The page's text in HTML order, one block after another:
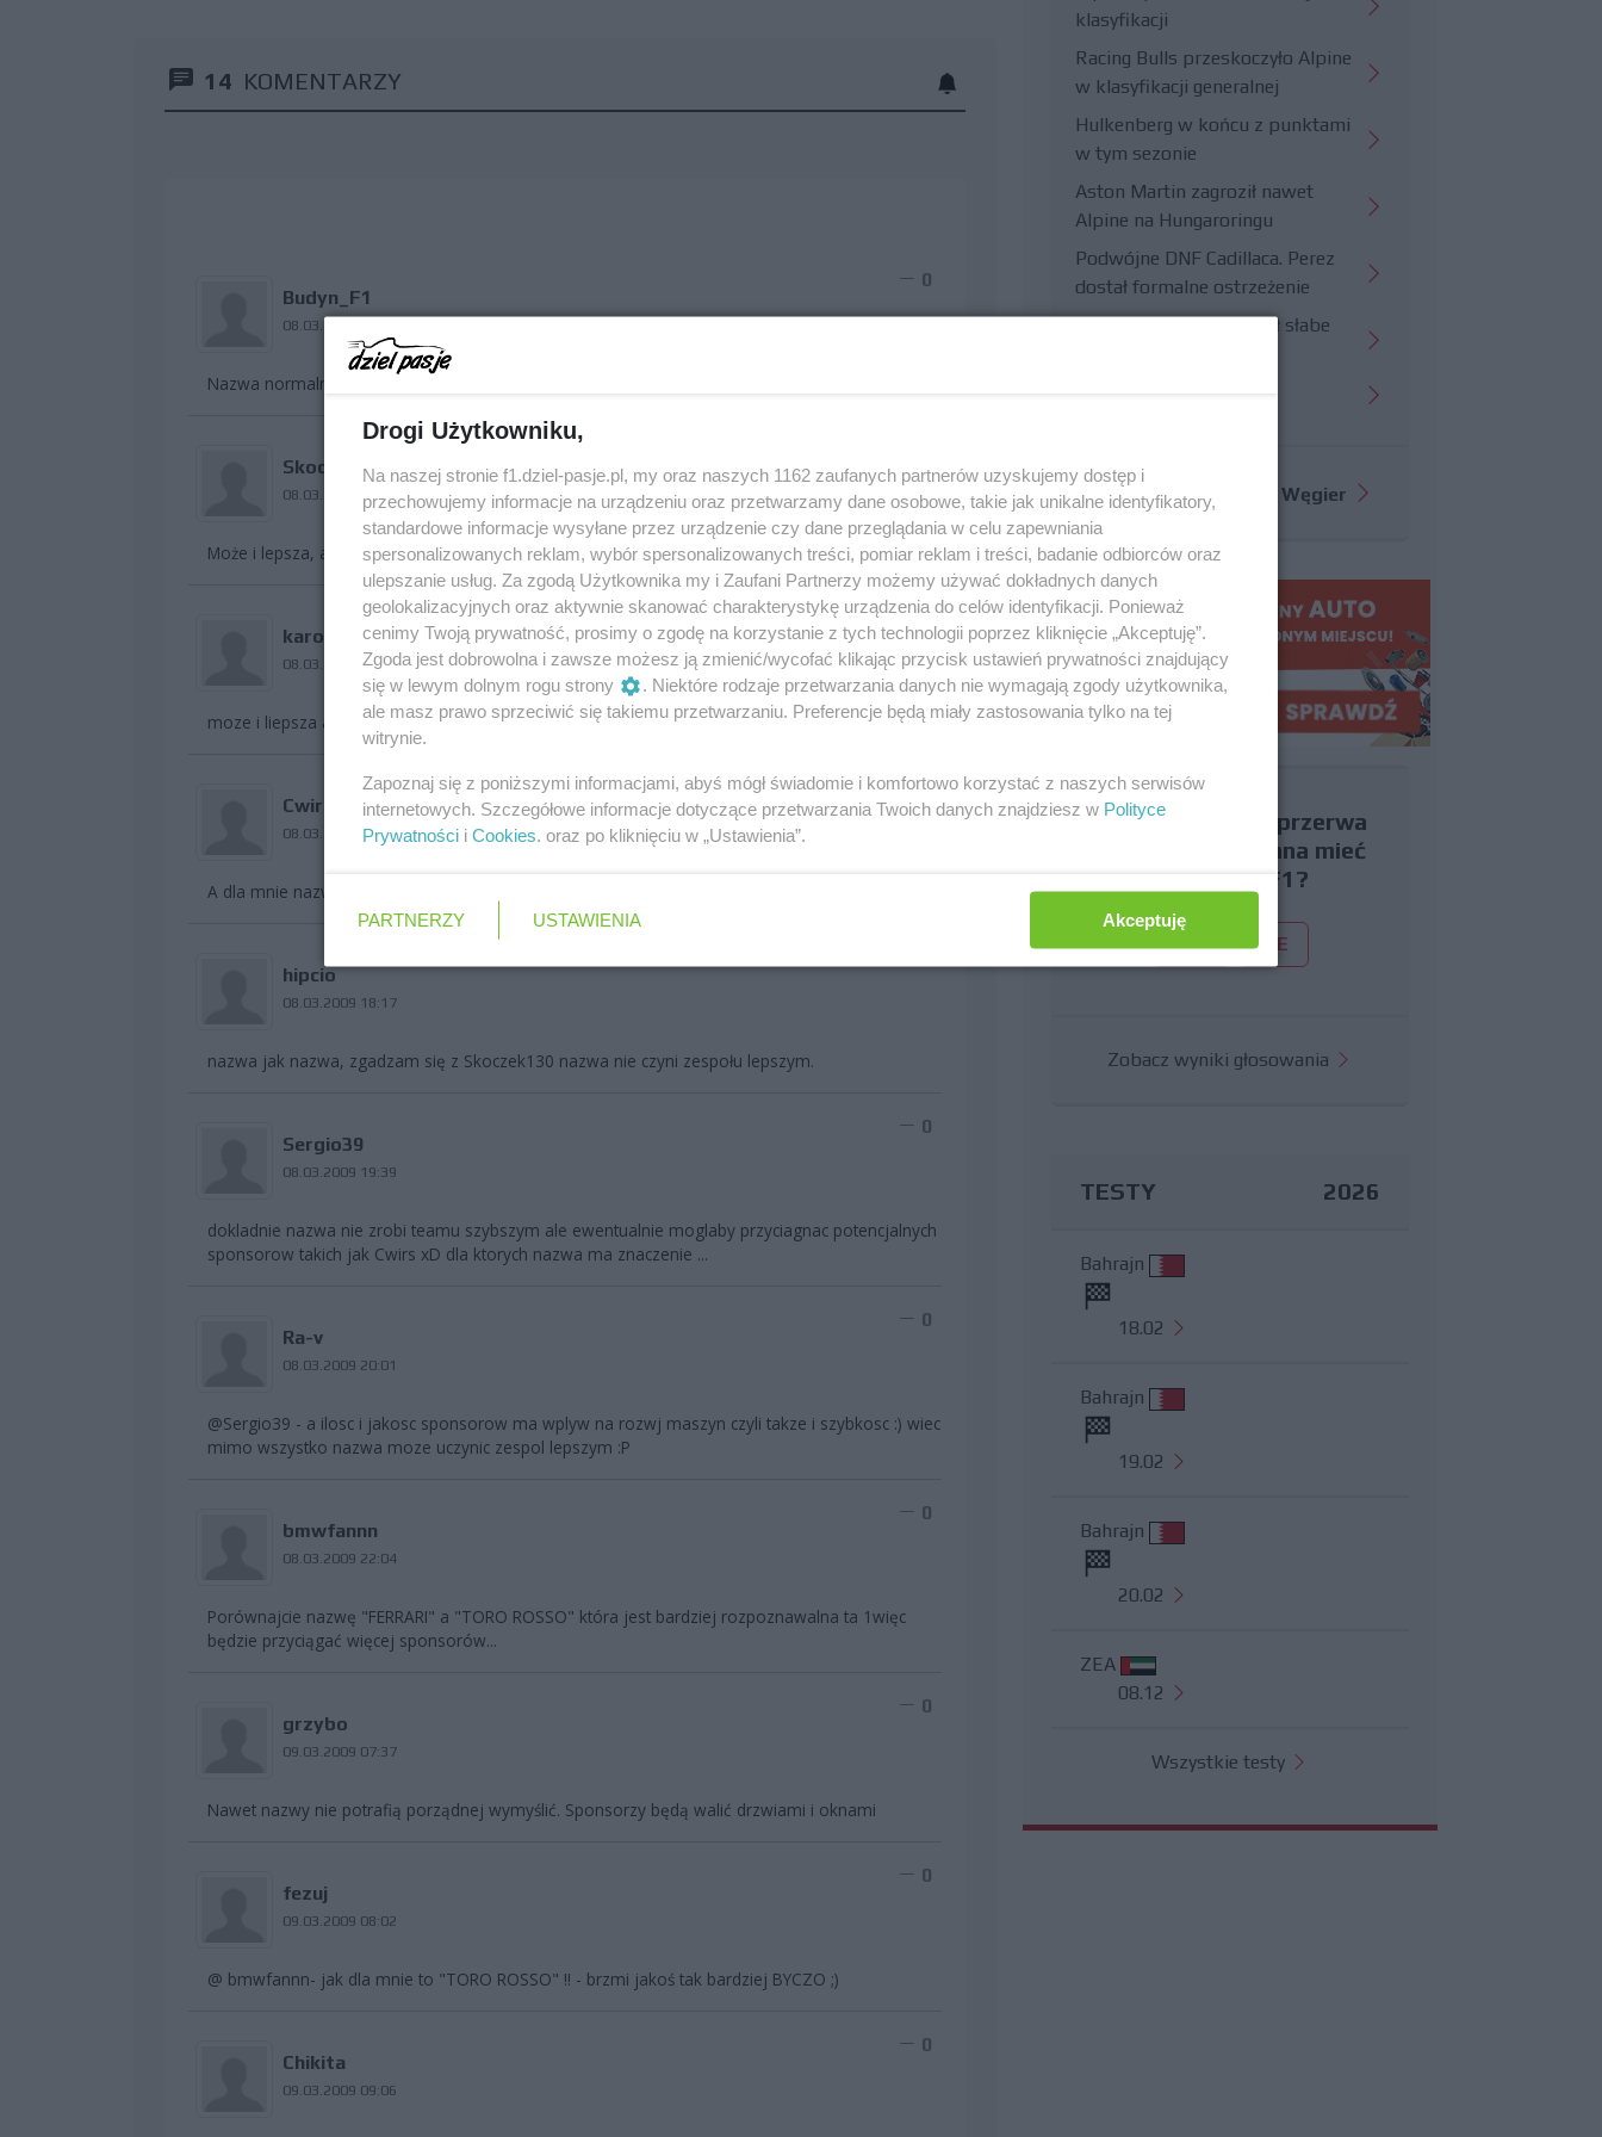
14 KOMENTARZY
Budyn_F1
08.03.2009 16:34
0
Nazwa normalna chociaz byla by lepsza USF1 Team.
Skoczek130
08.03.2009 16:46
Może i lepsza, ale nie dobra nazwa czyni dobry zespół.
karolekkk
08.03.2009 17:13
0
moze i liepsza ale zobaczymy czy sie przyjmie
Cwirs
08.03.2009 18:12
0
A dla mnie nazwa ma ogromne znaczenie
hipcio
08.03.2009 18:17
nazwa jak nazwa, zgadzam się z Skoczek130 nazwa nie czyni zespołu lepszym.
Sergio39
08.03.2009 19:39
0
dokladnie nazwa nie zrobi teamu szybszym ale ewentualnie moglaby przyciagnac potencjalnych
sponsorow takich jak Cwirs xD dla ktorych nazwa ma znaczenie ...
Ra-v
08.03.2009 20:01
0
@Sergio39 - a ilosc i jakosc sponsorow ma wplyw na rozwj maszyn czyli takze i szybkosc :) wiec
mimo wszystko nazwa moze uczynic zespol lepszym :P
bmwfannn
08.03.2009 22:04
0
Porównajcie nazwę "FERRARI" a "TORO ROSSO" która jest bardziej rozpoznawalna ta 1więc
będzie przyciągać więcej sponsorów...
grzybo
09.03.2009 07:37
0
Nawet nazwy nie potrafią porządnej wymyślić. Sponsorzy będą walić drzwiami i oknami
fezuj
09.03.2009 08:02
0
@ bmwfannn- jak dla mnie to "TORO ROSSO" !! - brzmi jakoś tak bardziej BYCZO ;)
Chikita
09.03.2009 09:06
0
klasyfikacji
Racing Bulls przeskoczyło Alpine
w klasyfikacji generalnej
Hulkenberg w końcu z punktami
w tym sezonie
Aston Martin zagroził nawet
Alpine na Hungaroringu
Podwójne DNF Cadillaca. Perez
dostał formalne ostrzeżenie
Hungaroring potwierdził słabe
Więcej informacji o GP Węgier
Czy uważasz, że przerwa
wakacyjna powinna mieć
miejsce w F1?
TAK NIE
Zobacz wyniki głosowania
TESTY 2026
Bahrajn
18.02
Bahrajn
19.02
Bahrajn
20.02
ZEA
08.12
Wszystkie testy
Drogi Użytkowniku,
Na naszej stronie f1.dziel-pasje.pl, my oraz naszych 1162 zaufanych partnerów uzyskujemy dostęp i
przechowujemy informacje na urządzeniu oraz przetwarzamy dane osobowe, takie jak unikalne identyfikatory,
standardowe informacje wysyłane przez urządzenie czy dane przeglądania w celu zapewniania
spersonalizowanych reklam, wybór spersonalizowanych treści, pomiar reklam i treści, badanie odbiorców oraz
ulepszanie usług. Za zgodą Użytkownika my i Zaufani Partnerzy możemy używać dokładnych danych
geolokalizacyjnych oraz aktywnie skanować charakterystykę urządzenia do celów identyfikacji. Ponieważ
cenimy Twoją prywatność, prosimy o zgodę na korzystanie z tych technologii poprzez kliknięcie „Akceptuję”.
Zgoda jest dobrowolna i zawsze możesz ją zmienić/wycofać klikając przycisk ustawień prywatności znajdujący
się w lewym dolnym rogu strony
. Niektóre rodzaje przetwarzania danych nie wymagają zgody użytkownika,
ale masz prawo sprzeciwić się takiemu przetwarzaniu. Preferencje będą miały zastosowania tylko na tej
witrynie.
Zapoznaj się z poniższymi informacjami, abyś mógł świadomie i komfortowo korzystać z naszych serwisów
internetowych. Szczegółowe informacje dotyczące przetwarzania Twoich danych znajdziesz w Polityce
Prywatności i Cookies. oraz po kliknięciu w „Ustawienia”.
PARTNERZY USTAWIENIA Akceptuję